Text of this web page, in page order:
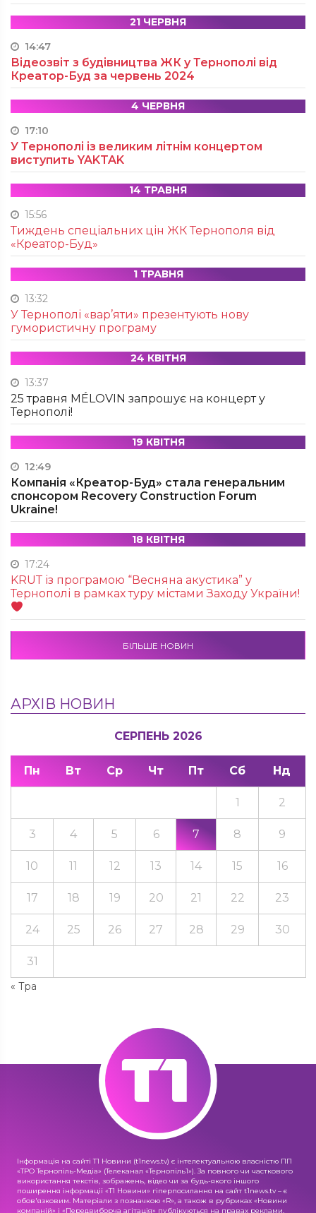
21 ЧЕРВНЯ
14:47
Відеозвіт з будівництва ЖК у Тернополі від
Креатор-Буд за червень 2024
4 ЧЕРВНЯ
17:10
У Тернополі із великим літнім концертом
виступить YAKTAK
14 ТРАВНЯ
15:56
Тиждень спеціальних цін ЖК Тернополя від
«Креатор-Буд»
1 ТРАВНЯ
13:32
У Тернополі «вар’яти» презентують нову
гумористичну програму
24 КВІТНЯ
13:37
25 травня MÉLOVIN запрошує на концерт у
Тернополі!
19 КВІТНЯ
12:49
Компанія «Креатор-Буд» стала генеральним
спонсором Recovery Construction Forum
Ukraine!
18 КВІТНЯ
17:24
KRUТ із програмою “Весняна акустика” у
Тернополі в рамках туру містами Заходу України!
БІЛЬШЕ НОВИН
АРХІВ НОВИН
СЕРПЕНЬ 2026
Пн Вт Ср Чт Пт Сб Нд
« Тра
1 2
3 4 5 6 7 8 9
10 11 12 13 14 15 16
17 18 19 20 21 22 23
24 25 26 27 28 29 30
31
Інформація на сайті Т1 Новини (t1news.tv) є інтелектуальною власністю ПП
«ТРО Тернопіль-Медіа» (Телеканал «Тернопіль1»). За повного чи часткового
використання текстів, зображень, відео чи за будь-якого іншого
поширення інформації «Т1 Новини» гіперпосилання на сайт t1news.tv – є
обов'язковим. Матеріали з позначкою «R», а також в рубриках «Новини
компаній» і «Передвиборча агітація» публікуються на правах реклами.